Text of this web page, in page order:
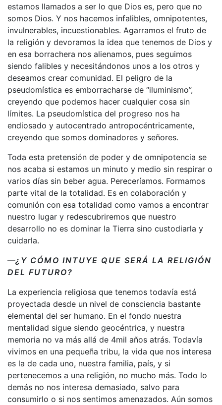
estamos llamados a ser lo que Dios es, pero que no
somos Dios. Y nos hacemos infalibles, omnipotentes,
invulnerables, incuestionables. Agarramos el fruto de
la religión y devoramos la idea que tenemos de Dios y
en esa borrachera nos alienamos, pues seguimos
siendo falibles y necesitándonos unos a los otros y
deseamos crear comunidad. El peligro de la
pseudomística es emborracharse de “iluminismo”,
creyendo que podemos hacer cualquier cosa sin
límites. La pseudomística del progreso nos ha
endiosado y autocentrado antropocéntricamente,
creyendo que somos dominadores y señores.
Toda esta pretensión de poder y de omnipotencia se
nos acaba si estamos un minuto y medio sin respirar o
varios días sin beber agua. Pereceríamos. Formamos
parte vital de la totalidad. Es en colaboración y
comunión con esa totalidad como vamos a encontrar
nuestro lugar y redescubriremos que nuestro
desarrollo no es dominar la Tierra sino custodiarla y
cuidarla.
—¿Y CÓMO INTUYE QUE SERÁ LA RELIGIÓN
DEL FUTURO?
La experiencia religiosa que tenemos todavía está
proyectada desde un nivel de consciencia bastante
elemental del ser humano. En el fondo nuestra
mentalidad sigue siendo geocéntrica, y nuestra
memoria no va más allá de 4mil años atrás. Todavía
vivimos en una pequeña tribu, la vida que nos interesa
es la de cada uno, nuestra familia, país, y si
pertenecemos a una religión, no mucho más. Todo lo
demás no nos interesa demasiado, salvo para
consumirlo o si nos sentimos amenazados. Aún somos